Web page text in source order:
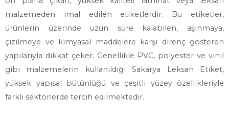
malzemeden imal edilen etiketlerdir. Bu etiketler,
ürünlerin üzerinde uzun süre kalabilen, aşınmaya,
çizilmeye ve kimyasal maddelere karşı direnç gösteren
yapılarıyla dikkat çeker. Genellikle PVC, polyester ve vinil
gibi malzemelerin kullanıldığı Sakarya Leksan Etiket,
yüksek yapısal bütünlüğü ve çeşitli yüzey özellikleriyle
farklı sektörlerde tercih edilmektedir.